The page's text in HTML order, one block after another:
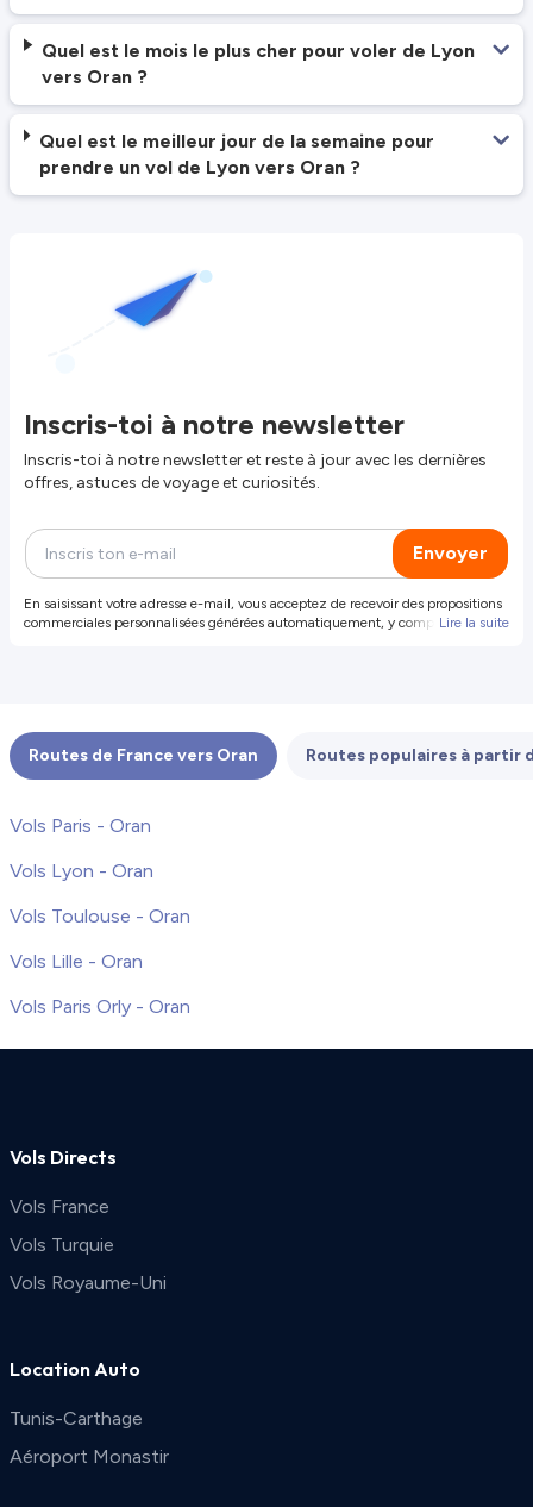
Quel est le mois le plus cher pour voler de Lyon
vers Oran ?
Quel est le meilleur jour de la semaine pour
prendre un vol de Lyon vers Oran ?
Inscris-toi à notre newsletter
Inscris-toi à notre newsletter et reste à jour avec les dernières
offres, astuces de voyage et curiosités.
Envoyer
En saisissant votre adresse e-mail, vous acceptez de recevoir des propositions
commerciales personnalisées générées automatiquement, y compris desLire la suite
Routes de France vers Oran Routes populaires à partir
Vols Paris - Oran
Vols Lyon - Oran
Vols Toulouse - Oran
Vols Lille - Oran
Vols Paris Orly - Oran
Vols Directs
Vols France
Vols Turquie
Vols Royaume-Uni
Location Auto
Tunis-Carthage
Aéroport Monastir